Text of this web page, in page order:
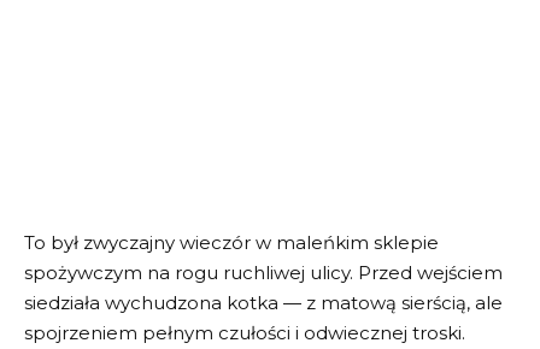
To był zwyczajny wieczór w maleńkim sklepie
spożywczym na rogu ruchliwej ulicy. Przed wejściem
siedziała wychudzona kotka — z matową sierścią, ale
spojrzeniem pełnym czułości i odwiecznej troski.